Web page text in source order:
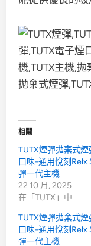
相關
TUTX煙彈拋棄式煙
口味-通用悅刻Relx
彈一代主機
22 10 月, 2025
在「TUTX」中
TUTX煙彈拋棄式煙
口味-通用悅刻Relx
彈一代主機